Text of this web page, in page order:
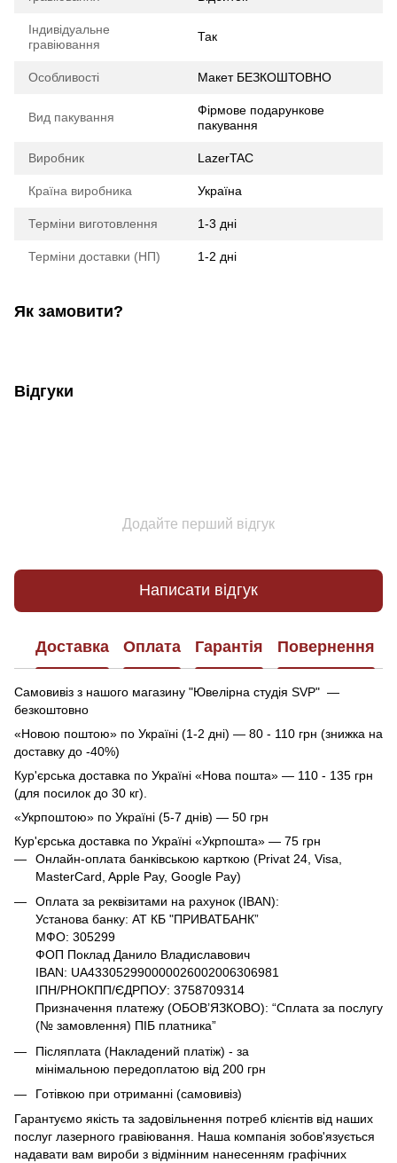
Індивідуальне
гравіювання
Так
Особливості Макет БЕЗКОШТОВНО
Вид пакування
Фірмове подарункове
пакування
Виробник LazerTAC
Країна виробника Україна
Терміни виготовлення 1-3 дні
Терміни доставки (НП) 1-2 дні
Як замовити?
Відгуки
Додайте перший відгук
Написати відгук
Доставка Оплата Гарантія Повернення
Самовивіз з нашого магазину "Ювелірна студія SVP" —
безкоштовно
«Новою поштою» по Україні (1-2 дні) — 80 - 110 грн (знижка на
доставку до -40%)
Кур'єрська доставка по Україні «Нова пошта» — 110 - 135 грн
(для посилок до 30 кг).
«Укрпоштою» по Україні (5-7 днів) — 50 грн
Кур'єрська доставка по Україні «Укрпошта» — 75 грн
Онлайн-оплата банківською карткою (Privat 24, Visa,
MasterCard, Apple Pay, Google Pay)
Оплата за реквізитами на рахунок (IBAN):
Установа банку: АТ КБ "ПРИВАТБАНК”
МФО: 305299
ФОП Поклад Данило Владиславович
IBAN: UA433052990000026002006306981
ІПН/РНОКПП/ЄДРПОУ: 3758709314
Призначення платежу (ОБОВ’ЯЗКОВО): “Сплата за послугу
(№ замовлення) ПІБ платника”
Післяплата (Накладений платіж) - за
мінімальною передоплатою від 200 грн
Готівкою при отриманні (самовивіз)
Гарантуємо якість та задовільнення потреб клієнтів від наших
послуг лазерного гравіювання. Наша компанія зобов'язується
надавати вам вироби з відмінним нанесенням графічних